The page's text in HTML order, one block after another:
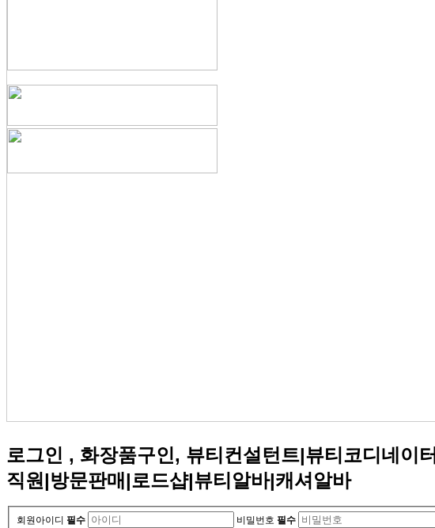
로그인 , 화장품구인, 뷰티컨설턴트|뷰티코디네이
직원|방문판매|로드샵|뷰티알바|캐셔알바
회원아이디 필수 비밀번호 필수